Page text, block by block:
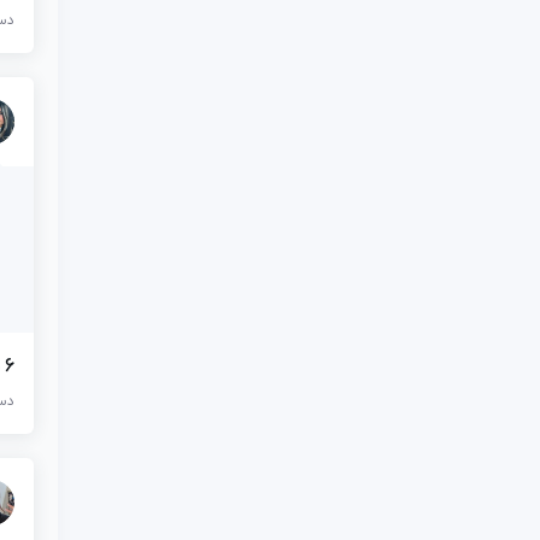
6 سال سابقه ادمینی | +۸۰ نمونه کار خارجی و داخلی